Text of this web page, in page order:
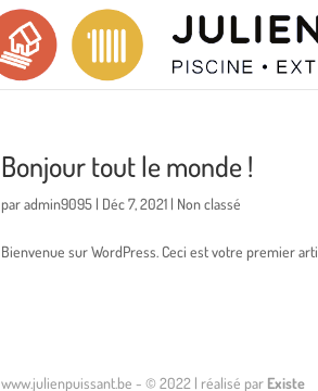
Bonjour tout le monde !
paradmin9095 | Déc 7, 2021 | Non classé
Bienvenue sur WordPress. Ceci est votre premier
www.julienpuissant.be - © 2022 | réalisé par Existe